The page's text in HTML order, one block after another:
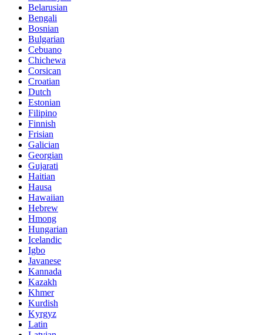
Belarusian
Bengali
Bosnian
Bulgarian
Cebuano
Chichewa
Corsican
Croatian
Dutch
Estonian
Filipino
Finnish
Frisian
Galician
Georgian
Gujarati
Haitian
Hausa
Hawaiian
Hebrew
Hmong
Hungarian
Icelandic
Igbo
Javanese
Kannada
Kazakh
Khmer
Kurdish
Kyrgyz
Latin